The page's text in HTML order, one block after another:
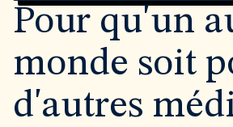
Pour qu'un
monde soit
d'autres